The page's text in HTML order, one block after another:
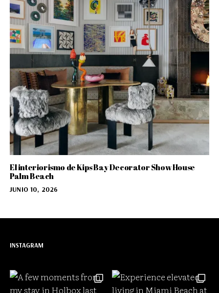
El interiorismo de Kips Bay Decorator Show House
Palm Beach
JUNIO 10, 2026
INSTAGRAM